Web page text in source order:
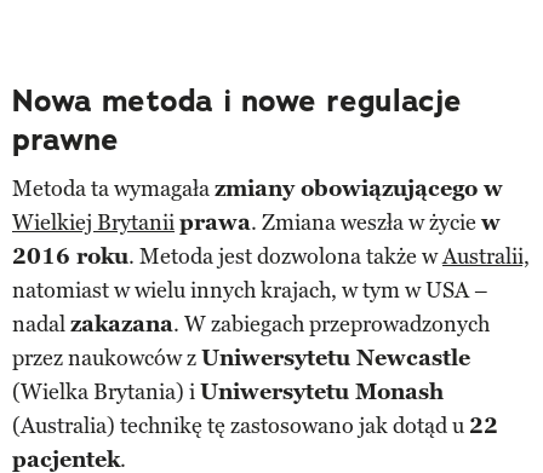
Nowa metoda i nowe regulacje
prawne
Metoda ta wymagałazmiany obowiązującego w
Wielkiej Brytaniiprawa. Zmiana weszła w życie w
2016 roku. Metoda jest dozwolona także wAustralii,
natomiast w wielu innych krajach, w tym w USA –
nadalzakazana. W zabiegach przeprowadzonych
przez naukowców zUniwersytetu Newcastle
(Wielka Brytania) iUniwersytetu Monash
(Australia) technikę tę zastosowano jak dotąd u 22
pacjentek.